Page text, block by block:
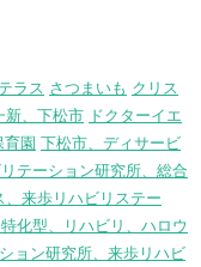
ラス さつまいも クリス
新、下松市 ドクターイエ
園 下松市、ディサービ
テーション研究所、総合
来歩リハビリステー
化型、リハビリ、ハロウ
ョン研究所、来歩リハビ